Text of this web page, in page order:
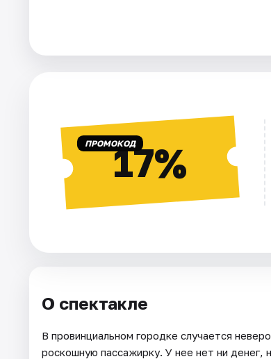
ПРОМОКОД17%
О спектакле
В провинциальном городке случается
роскошную пассажирку. У нее нет ни